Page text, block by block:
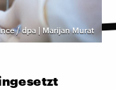
/ dpa | Marijan Murat